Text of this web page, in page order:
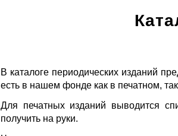
В каталоге периодических изданий
есть в нашем фонде как в печатном,
Для печатных изданий выводится
получить на руки.